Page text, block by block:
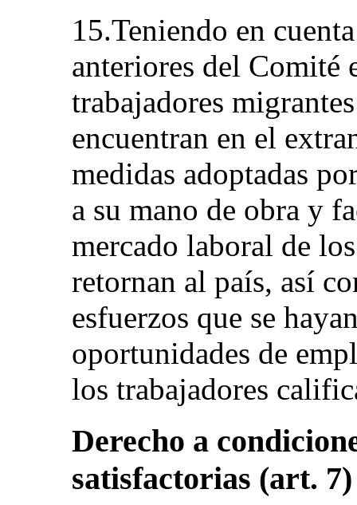
15.Teniendo en
anteriores del Comité
trabajadores
encuentran en el
medidas adoptadas
a su mano de obra y
mercado laboral de
retornan al país, así
esfuerzos que se
oportunidades de
los trabajadores
Derecho a
satisfactorias (art. 7)